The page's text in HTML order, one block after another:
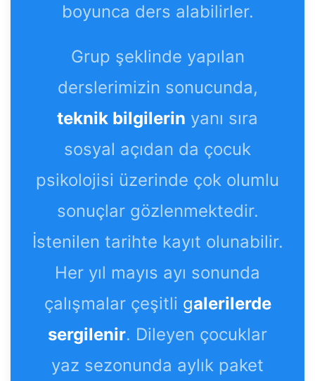
boyunca ders alabilirler.
Grup şeklinde yapılan
derslerimizin sonucunda,
teknik bilgilerin yanı sıra
sosyal açıdan da çocuk
psikolojisi üzerinde çok olumlu
sonuçlar gözlenmektedir.
İstenilen tarihte kayıt olunabilir.
Her yıl mayıs ayı sonunda
çalışmalar çeşitli galerilerde
sergilenir. Dileyen çocuklar
yaz sezonunda aylık paket